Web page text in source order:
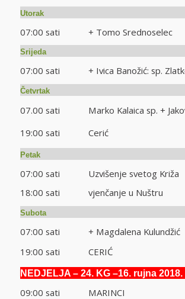
Utorak
07:00 sati + Tomo Srednoselec
Srijeda
07:00 sati + Ivica Banožić: sp.
Četvrtak
07.00 sati Marko Kalaica sp. +
19:00 sati Cerić
Petak
07:00 sati Uzvišenje svetog Križa
18:00 sati vjenčanje u Nuštru
Subota
07:00 sati + Magdalena Kulundžić
19:00 sati CERIĆ
NEDJELJA – 24. KG –16. rujna 2018.
09:00 sati MARINCI